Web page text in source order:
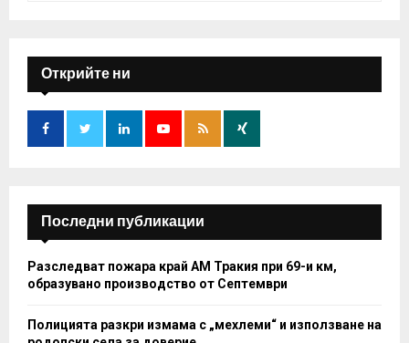
f
o
:
E
A
H
Открийте ни
Последни публикации
Разследват пожара край АМ Тракия при 69-и км,
образувано производство от Септември
Полицията разкри измама с „мехлеми“ и използване на